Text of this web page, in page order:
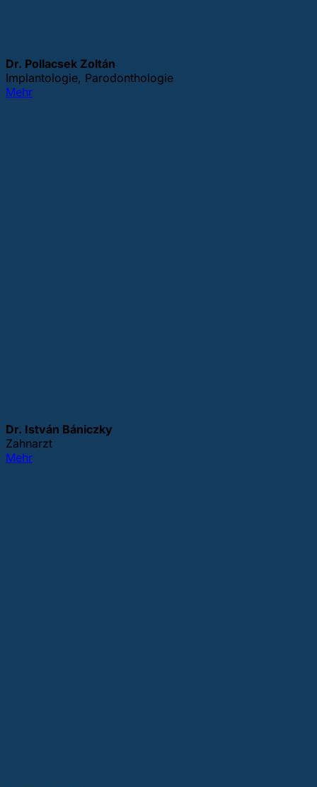
Dr. Pollacsek Zoltán
Implantologie, Parodonthologie
Mehr
Dr. István Bániczky
Zahnarzt
Mehr